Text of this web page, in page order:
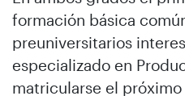
formación básica
preuniversitarios
especializado en
matricularse el